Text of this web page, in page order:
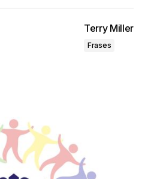
Terry Miller
Frases